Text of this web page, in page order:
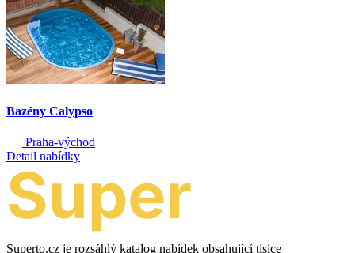
Bazény Calypso
Praha-východ
Detail nabídky
Superto.cz je rozsáhlý katalog nabídek obsahující tisíce